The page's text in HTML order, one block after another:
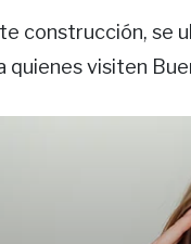
construcción, se
quienes visiten